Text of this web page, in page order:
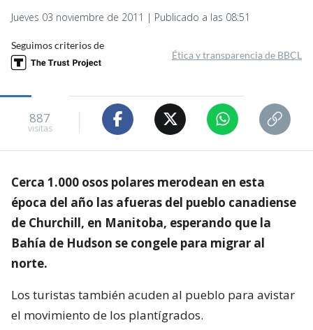
Jueves 03 noviembre de 2011 | Publicado a las 08:51
Seguimos criterios de
Ética y transparencia de BBCL
887
visitas
Cerca 1.000 osos polares merodean en esta
época del año las afueras del pueblo canadiense
de Churchill, en Manitoba, esperando que la
Bahía de Hudson se congele para migrar al
norte.
Los turistas también acuden al pueblo para avistar
el movimiento de los plantígrados.